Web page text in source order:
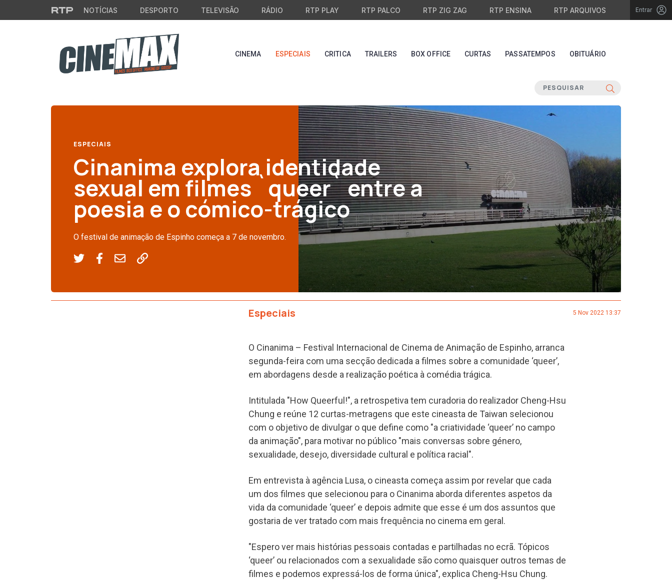
Saltar para o conteúdo principal
NOTÍCIAS DESPORTO TELEVISÃO RÁDIO RTP PLAY RTP PALCO RTP ZIG ZAG RTP ENSINA RTP ARQUIVOS Entrar
CINEMA ESPECIAIS CRITICA TRAILERS BOX OFFICE CURTAS PASSATEMPOS OBITUÁRIO
ESPECIAIS
Cinanima explora identidade
sexual em filmes `queer` entre a
poesia e o cómico-trágico
O festival de animação de Espinho começa a 7 de novembro.
Especiais 5 Nov 2022 13:37
O Cinanima – Festival Internacional de Cinema de Animação de Espinho, arranca
segunda-feira com uma secção dedicada a filmes sobre a comunidade ‘queer’,
em abordagens desde a realização poética à comédia trágica.
Intitulada "How Queerful!", a retrospetiva tem curadoria do realizador Cheng-Hsu
Chung e reúne 12 curtas-metragens que este cineasta de Taiwan selecionou
com o objetivo de divulgar o que define como "a criatividade ‘queer’ no campo
da animação", para motivar no público "mais conversas sobre género,
sexualidade, desejo, diversidade cultural e política racial".
Em entrevista à agência Lusa, o cineasta começa assim por revelar que cada
um dos filmes que selecionou para o Cinanima aborda diferentes aspetos da
vida da comunidade ‘queer’ e depois admite que esse é um dos assuntos que
gostaria de ver tratado com mais frequência no cinema em geral.
"Espero ver mais histórias pessoais contadas e partilhadas no ecrã. Tópicos
‘queer’ ou relacionados com a sexualidade são como quaisquer outros temas de
filmes e podemos expressá-los de forma única", explica Cheng-Hsu Chung.